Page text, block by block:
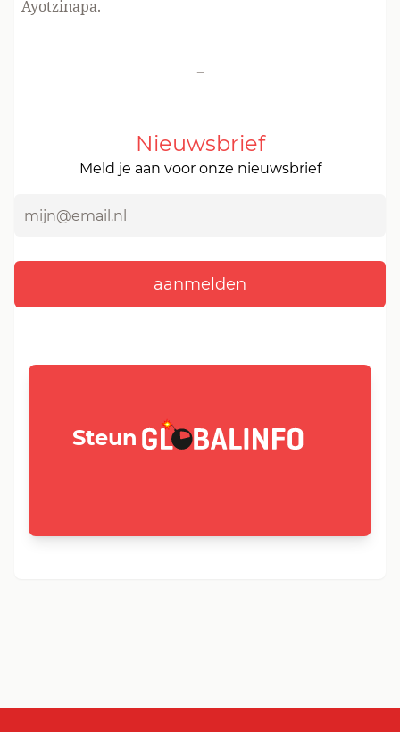
Ayotzinapa.
-
Nieuwsbrief
Meld je aan voor onze nieuwsbrief
Steun GLOBALINFO.nl